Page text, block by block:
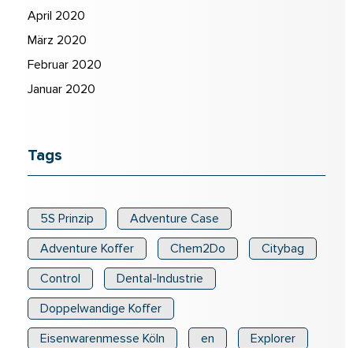
April 2020
März 2020
Februar 2020
Januar 2020
Tags
5S Prinzip
Adventure Case
Adventure Koffer
Chem2Do
Citybag
Control
Dental-Industrie
Doppelwandige Koffer
Eisenwarenmesse Köln
en
Explorer